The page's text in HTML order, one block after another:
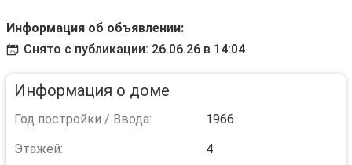
Информация об объявлении:
Снято с публикации: 26.06.26 в 14:04
Информация о доме
Год постройки / Ввода:
1966
Этажей:
4